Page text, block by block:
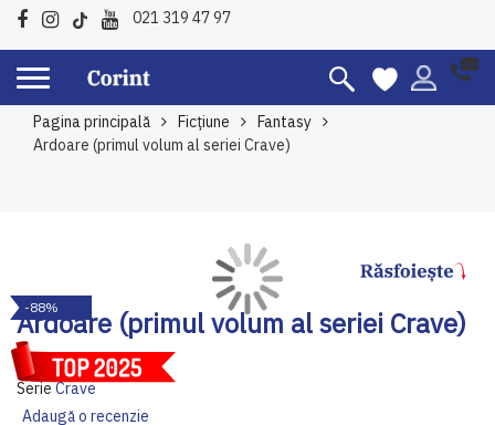
021 319 47 97
Pagina principală Ficțiune
Fantasy
Ardoare (primul volum al seriei Crave)
Ardoare (primul volum al seriei Crave)
Autor: Tracy Wolff
SerieCrave
Adaugă o recenzie
to
the
end
of
the
-88%